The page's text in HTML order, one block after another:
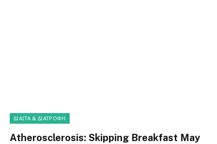
ΔΊΑΙΤΑ & ΔΙΑΤΡΟΦΉ
Atherosclerosis: Skipping Breakfast May